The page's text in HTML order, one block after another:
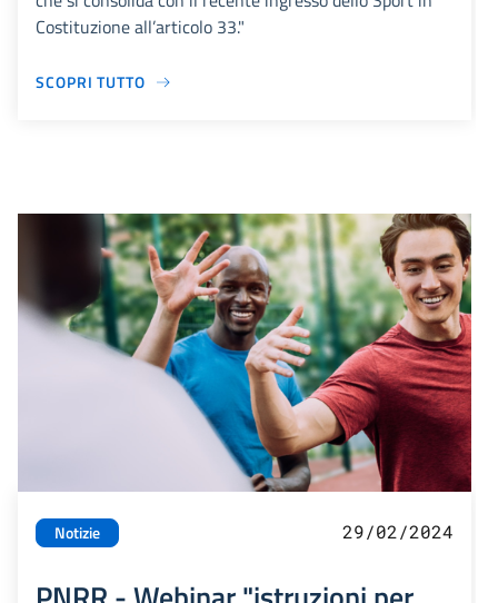
Costituzione all’articolo 33."
SCOPRI TUTTO
Notizie 29/02/2024